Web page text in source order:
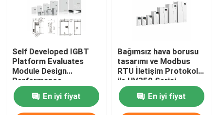
Self Developed IGBT
Platform Evaluates
Module Design
Performance
En iyi fiyat
Bağımsız hava borusu
tasarımı ve Modbus
RTU İletişim Protokolü
ile HV350 Serisi
Inverter
50Hz/60Hz±5% Giriş
Frekansı
En iyi fiyat